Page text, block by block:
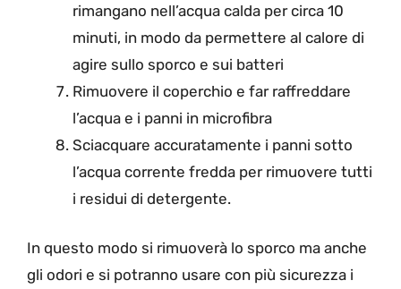
rimangano nell’acqua calda per circa 10
minuti, in modo da permettere al calore di
agire sullo sporco e sui batteri
Rimuovere il coperchio e far raffreddare
l’acqua e i panni in microfibra
Sciacquare accuratamente i panni sotto
l’acqua corrente fredda per rimuovere tutti
i residui di detergente.
In questo modo si rimuoverà lo sporco ma anche
gli odori e si potranno usare con più sicurezza i